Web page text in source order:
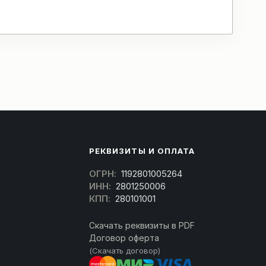
РЕКВИЗИТЫ И ОПЛАТА
ОГРН: 1192801005264
ИНН: 2801250006
КПП: 280101001
Скачать реквизиты в PDF
Договор оферта
(Скачать договор)